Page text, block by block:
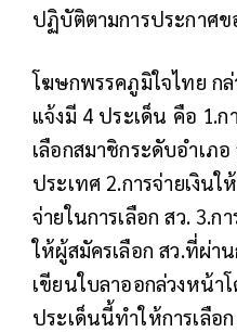
ปฏิบัติตามการประกาศข
โฆษกพรรคภูมิใจไทย ก
แจ้งมี 4 ประเด็น คือ 1.ก
เลือกสมาชิกระดับอำเภ
ประเทศ 2.การจ่ายเงินใ
จ่ายในการเลือก สว. 3.ก
ให้ผู้สมัครเลือก สว.ที่ผ่า
เขียนใบลาออกล่วงหน้า
ประเด็นนี้ทำให้การเลือ